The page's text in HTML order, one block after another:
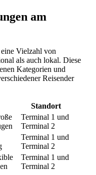
am
Vielzahl von
als auch lokal. Diese
Kategorien und
Reisender
Standort
Terminal 1 und
Terminal 2
Terminal 1 und
Terminal 2
Terminal 1 und
Terminal 2